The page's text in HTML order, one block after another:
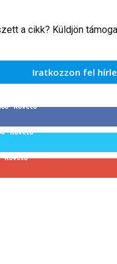
a cikk? Küldjön
Iratkozzon fel
Követő
Követő
Követő